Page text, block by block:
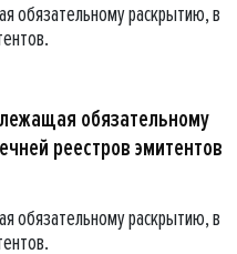
обязательному раскрытию, в
обязательному
реестров эмитентов
обязательному раскрытию, в